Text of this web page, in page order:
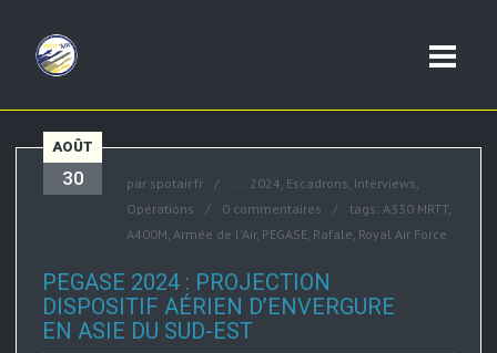
AOÛT
30 par spotair.fr .... 2024, Escadrons, Interviews,
Opérations
0 commentaires tags: A330 MRTT,
A400M, Armée de l'Air, PEGASE, Rafale, Royal Air Force
PEGASE 2024 : PROJECTION
DISPOSITIF AÉRIEN D’ENVERGURE
EN ASIE DU SUD-EST